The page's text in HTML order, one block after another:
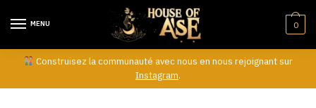
MENU 0
Construisez la communauté avec nous en nous rejoignant sur
Instagram.